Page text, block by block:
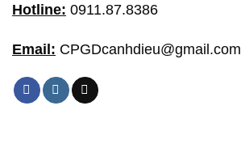
Hotline: 0911.87.8386
Email: CPGDcanhdieu@gmail.com